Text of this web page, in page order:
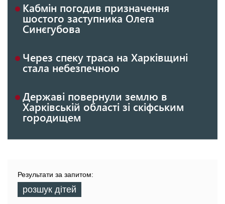
Кабмін погодив призначення
шостого заступника Олега
Синєгубова
Через спеку траса на Харківщині
стала небезпечною
Державі повернули землю в
Харківській області зі скіфським
городищем
Результати за запитом:
розшук дітей